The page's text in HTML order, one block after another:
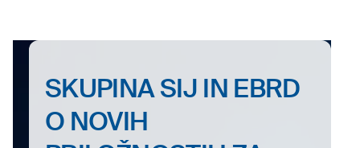
SKUPINA SIJ IN EBRD
O NOVIH